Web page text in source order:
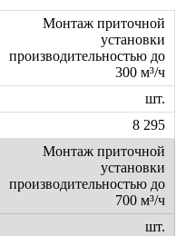
Монтаж приточной
установки
производительностью до
300 м³/ч
шт.
8 295
Монтаж приточной
установки
производительностью до
700 м³/ч
шт.